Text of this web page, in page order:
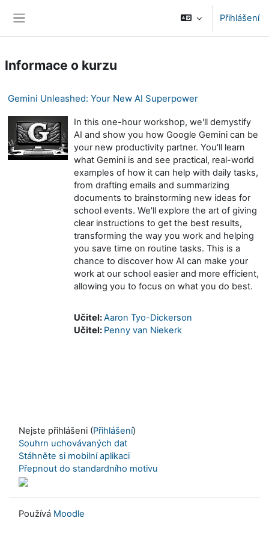
Přihlášení
Informace o kurzu
Gemini Unleashed: Your New AI Superpower
In this one-hour workshop, we'll demystify
AI and show you how Google Gemini can be
your new productivity partner. You'll learn
what Gemini is and see practical, real-world
examples of how it can help with daily tasks,
from drafting emails and summarizing
documents to brainstorming new ideas for
school events. We'll explore the art of giving
clear instructions to get the best results,
transforming the way you work and helping
you save time on routine tasks. This is a
chance to discover how AI can make your
work at our school easier and more efficient,
allowing you to focus on what you do best.
Učitel:Aaron Tyo-Dickerson
Učitel: Penny van Niekerk
Nejste přihlášeni (Přihlášení)
Souhrn uchovávaných dat
Stáhněte si mobilní aplikaci
Přepnout do standardního motivu
Používá Moodle